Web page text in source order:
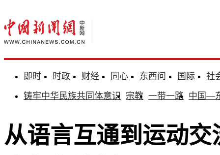
即时 时政 财经 同心 东西问 国际
社
铸牢中华民族共同体意识 宗教 一带一路 中国—
从语言互通到运动